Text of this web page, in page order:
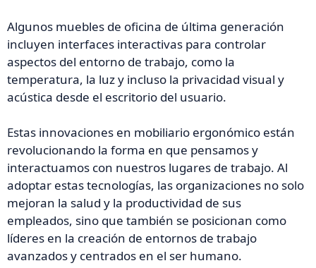
Algunos muebles de oficina de última generación
incluyen interfaces interactivas para controlar
aspectos del entorno de trabajo, como la
temperatura, la luz y incluso la privacidad visual y
acústica desde el escritorio del usuario.
Estas innovaciones en mobiliario ergonómico están
revolucionando la forma en que pensamos y
interactuamos con nuestros lugares de trabajo. Al
adoptar estas tecnologías, las organizaciones no solo
mejoran la salud y la productividad de sus
empleados, sino que también se posicionan como
líderes en la creación de entornos de trabajo
avanzados y centrados en el ser humano.